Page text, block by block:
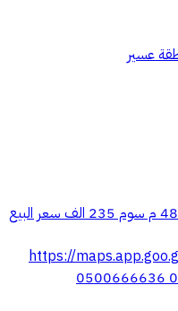
عسير
ارض في حي الفيحاء بيشة المساحة 488.25 م سوم 235 الف سعر البيع
https://
نسعد بخدمتكم للتواصل 0555126552 0500666636